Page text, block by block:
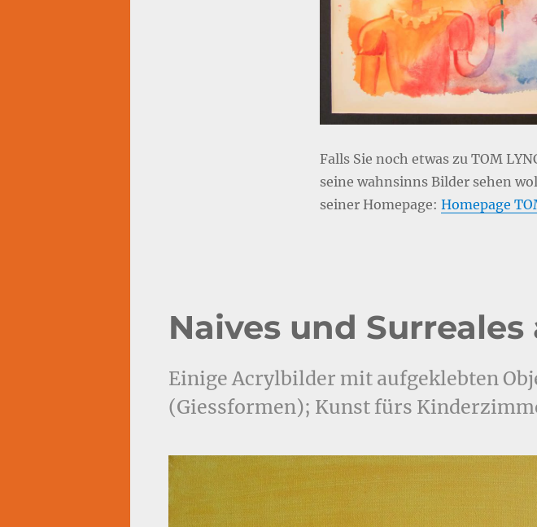
Falls Sie noch etwas zu TOM
seine wahnsinns Bilder sehen
seiner Homepage: Homepage
Naives und Surreales
Einige Acrylbilder mit aufgeklebten
(Giessformen); Kunst fürs